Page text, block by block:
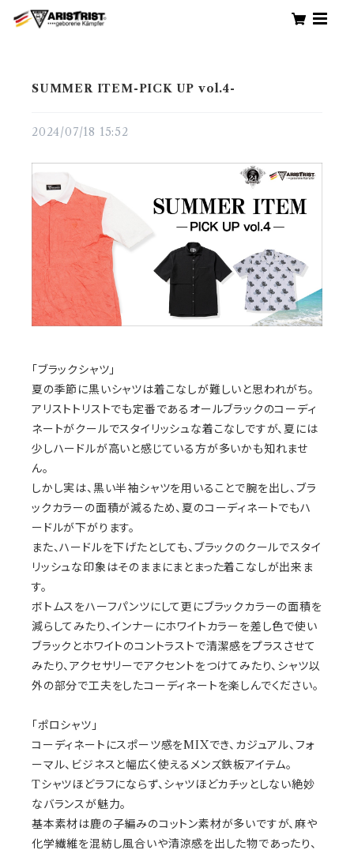
SUMMER ITEM-PICK UP vol.4-
2024/07/18 15:52
「ブラックシャツ」
夏の季節に黒いシャツは着こなしが難しいと思われがち。
アリストトリストでも定番であるオールブラックのコーディ
ネートがクールでスタイリッシュな着こなしですが、夏には
少しハードルが高いと感じている方が多いかも知れませ
ん。
しかし実は、黒い半袖シャツを用いることで腕を出し、ブラ
ックカラーの面積が減るため、夏のコーディネートでもハ
ードルが下がります。
また、ハードルを下げたとしても、ブラックのクールでスタイ
リッシュな印象はそのままにまとまった着こなしが出来ま
す。
ボトムスをハーフパンツにして更にブラックカラーの面積を
減らしてみたり、インナーにホワイトカラーを差し色で使い
ブラックとホワイトのコントラストで清潔感をプラスさせて
みたり、アクセサリーでアクセントをつけてみたり、シャツ以
外の部分で工夫をしたコーディネートを楽しんでください。
「ポロシャツ」
コーディネートにスポーツ感をMIXでき、カジュアル、フォ
ーマル、ビジネスと幅広く使えるメンズ鉄板アイテム。
Tシャツほどラフにならず、シャツほどカチッとしない絶妙
なバランスが魅力。
基本素材は鹿の子編みのコットン素材が多いですが、麻や
化学繊維を混紡し風合いや清涼感を出した物であったり、